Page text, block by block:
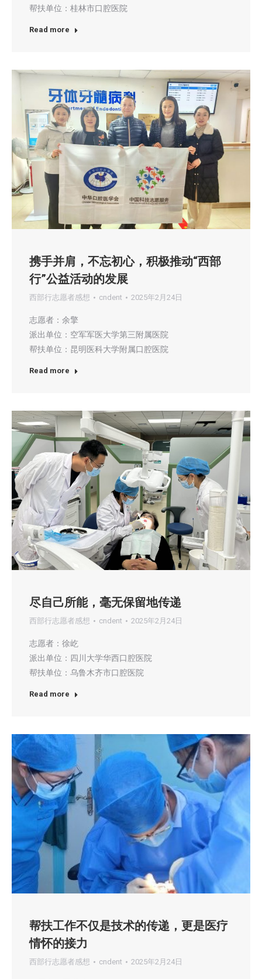
帮扶单位：桂林市口腔医院
Read more
携手并肩，不忘初心，积极推动“西部
行”公益活动的发展
西部行志愿者感想 cndent 2025年2月24日
志愿者：余擎
派出单位：空军军医大学第三附属医院
帮扶单位：昆明医科大学附属口腔医院
Read more
尽自己所能，毫无保留地传递
西部行志愿者感想 cndent 2025年2月24日
志愿者：徐屹
派出单位：四川大学华西口腔医院
帮扶单位：乌鲁木齐市口腔医院
Read more
帮扶工作不仅是技术的传递，更是医疗
情怀的接力
西部行志愿者感想 cndent 2025年2月24日